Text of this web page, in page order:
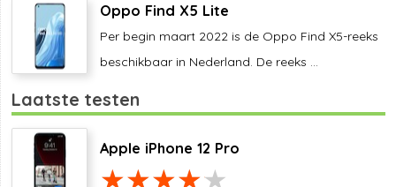
Oppo Find X5 Lite
Per begin maart 2022 is de Oppo Find X5-reeks
beschikbaar in Nederland. De reeks ...
Laatste testen
Apple iPhone 12 Pro